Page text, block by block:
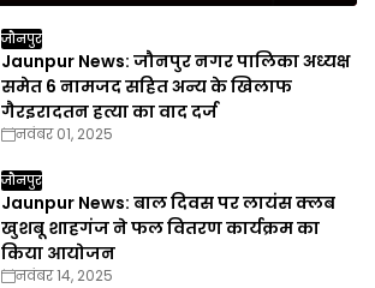
जौनपुर
Jaunpur News: जौनपुर नगर पालिका अध्यक्ष
समेत 6 नामजद सहित अन्य के खिलाफ
गैरइरादतन हत्या का वाद दर्ज
नवंबर 01, 2025
जौनपुर
Jaunpur News: बाल दिवस पर लायंस क्लब
खुशबू शाहगंज ने फल वितरण कार्यक्रम का
किया आयोजन
नवंबर 14, 2025